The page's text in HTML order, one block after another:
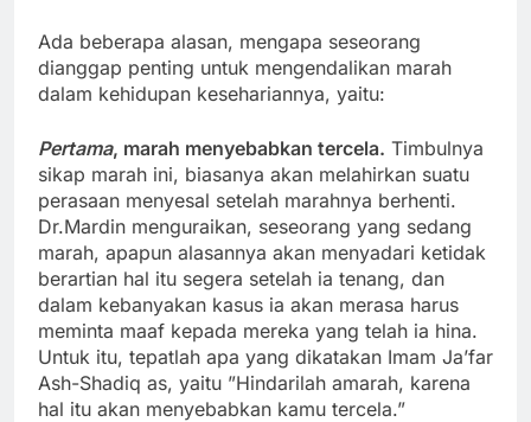
Ada beberapa alasan, mengapa seseorang
dianggap penting untuk mengendalikan marah
dalam kehidupan kesehariannya, yaitu:
Pertama, marah menyebabkan tercela. Timbulnya
sikap marah ini, biasanya akan melahirkan suatu
perasaan menyesal setelah marahnya berhenti.
Dr.Mardin menguraikan, seseorang yang sedang
marah, apapun alasannya akan menyadari ketidak
berartian hal itu segera setelah ia tenang, dan
dalam kebanyakan kasus ia akan merasa harus
meminta maaf kepada mereka yang telah ia hina.
Untuk itu, tepatlah apa yang dikatakan Imam Ja’far
Ash-Shadiq as, yaitu ”Hindarilah amarah, karena
hal itu akan menyebabkan kamu tercela.”